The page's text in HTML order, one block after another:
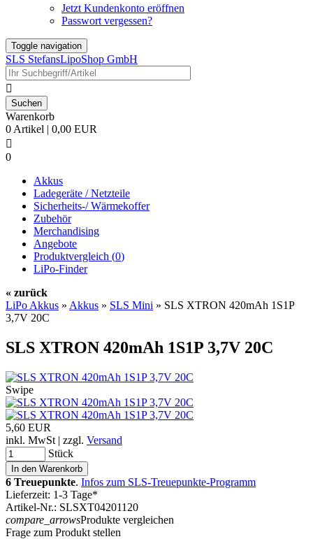
Jetzt Kundenkonto eröffnen
Passwort vergessen?
Toggle navigation
SLS StefansLipoShop GmbH

Warenkorb
0 Artikel | 0,00 EUR

0
Akkus
Ladegeräte / Netzteile
Sicherheits-/ Wärmekoffer
Zubehör
Merchandising
Angebote
Produktvergleich (0)
LiPo-Finder
« zurück
LiPo Akkus » Akkus » SLS Mini » SLS XTRON 420mAh 1S1P
3,7V 20C
SLS XTRON 420mAh 1S1P 3,7V 20C
Swipe
5,60 EUR
inkl. MwSt | zzgl. Versand
Stück
6 Treuepunkte. Infos zum SLS-Treuepunkte-Programm
Lieferzeit: 1-3 Tage*
Artikel-Nr.: SLSXT04201120
compare_arrowsProdukte vergleichen
Frage zum Produkt stellen